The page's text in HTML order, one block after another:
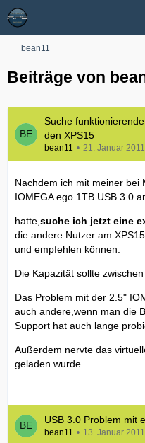
bean11
Beiträge von
Suche
den XPS15
bean11 21. Januar
Nachdem ich mit meiner bei
IOMEGA ego 1TB USB 3.0
hatte, suche ich jetzt eine
die andere Nutzer am
und empfehlen können.
Die Kapazität sollte zwischen
Das Problem mit der 2.5"
auch andere,wenn man die
Support hat auch lange
Außerdem nervte das
geladen wurde.
USB 3.0 Problem mit
bean11 13. Januar